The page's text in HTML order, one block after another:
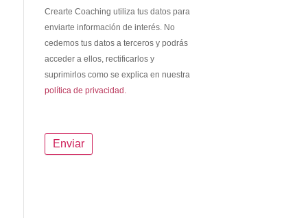
Crearte Coaching utiliza tus datos para
enviarte información de interés. No
cedemos tus datos a terceros y podrás
acceder a ellos, rectificarlos y
suprimirlos como se explica en nuestra
política de privacidad.